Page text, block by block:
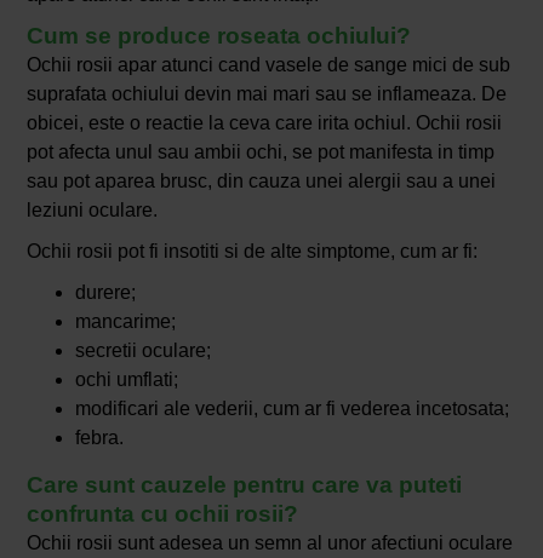
Cum se produce roseata ochiului?
Ochii rosii apar atunci cand vasele de sange mici de sub
suprafata ochiului devin mai mari sau se inflameaza. De
obicei, este o reactie la ceva care irita ochiul. Ochii rosii
pot afecta unul sau ambii ochi, se pot manifesta in timp
sau pot aparea brusc, din cauza unei alergii sau a unei
leziuni oculare.
Ochii rosii pot fi insotiti si de alte simptome, cum ar fi:
durere;
mancarime;
secretii oculare;
ochi umflati;
modificari ale vederii, cum ar fi vederea incetosata;
febra.
Care sunt cauzele pentru care va puteti
confrunta cu ochii rosii?
Ochii rosii sunt adesea un semn al unor afectiuni oculare